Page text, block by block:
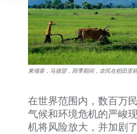
柬埔寨，马德望，雨季期间，农民在稻田里耕
在世界范围内，数百万
气候和环境危机的严峻
机将风险放大，并加剧